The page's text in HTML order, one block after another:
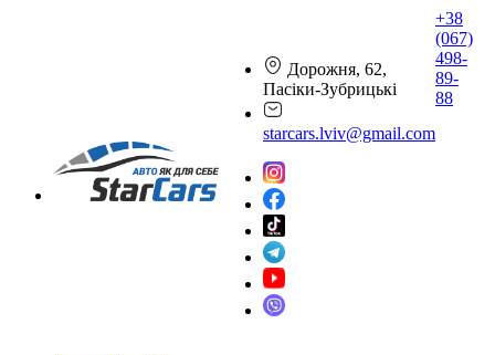
Дорожня, 62,
Пасіки-Зубрицькі
starcars.lviv@gmail.com
+38
(067)
498-
89-
88